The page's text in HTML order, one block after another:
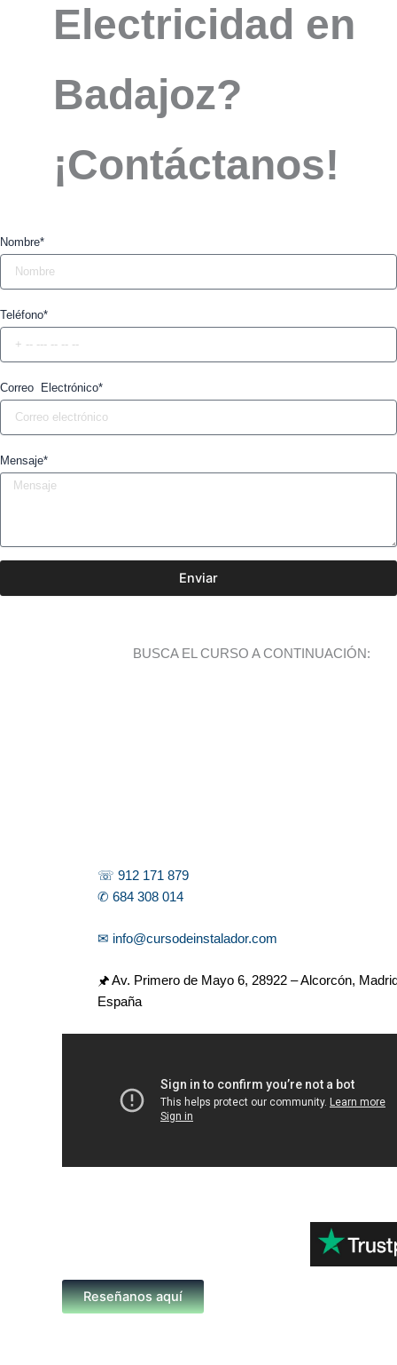
Electricidad en
Badajoz?
¡Contáctanos!
Nombre*
Teléfono*
Correo Electrónico*
Mensaje*
Enviar
BUSCA EL CURSO A CONTINUACIÓN:
☏ 912 171 879
✆ 684 308 014
✉ info@cursodeinstalador.com
🖈 Av. Primero de Mayo 6, 28922 – Alcorcón,
España
Reseñanos aquí